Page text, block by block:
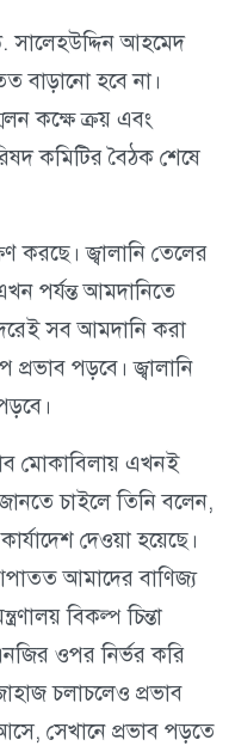
সালেহউদ্দিন আহমেদ
বাড়ানো হবে না।
কক্ষে ক্রয় এবং
কমিটির বৈঠক শেষে
করছে। জ্বালানি তেলের
পর্যন্ত আমদানিতে
সব আমদানি করা
প্রভাব পড়বে। জ্বালানি
মোকাবিলায় এখনই
চাইলে তিনি বলেন,
দেওয়া হয়েছে।
আমাদের বাণিজ্য
বিকল্প চিন্তা
ওপর নির্ভর করি
চলাচলেও প্রভাব
সেখানে প্রভাব পড়তে